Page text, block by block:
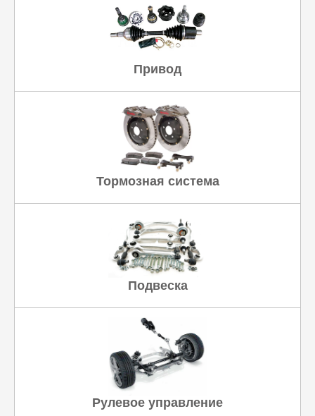
Привод
Тормозная система
Подвеска
Рулевое управление